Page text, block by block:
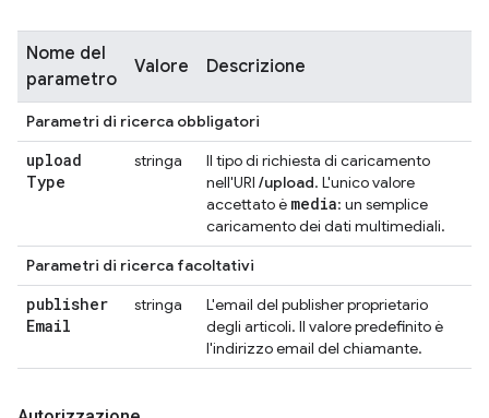
Nome del
parametro
Valore Descrizione
Parametri di ricerca obbligatori
upload
Type
stringa
Il tipo di richiesta di caricamento
nell'URI /upload. L'unico valore
accettato è media: un semplice
caricamento dei dati multimediali.
Parametri di ricerca facoltativi
publisher
Email
stringa
L'email del publisher proprietario
degli articoli. Il valore predefinito è
l'indirizzo email del chiamante.